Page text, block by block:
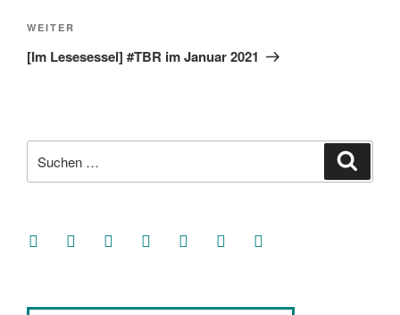
Nächster
Beitrag
WEITER
[Im Lesesessel] #TBR im Januar 2021
nach:
facebooksoundcloud
twitter mastodoninstagramthreads goodreads